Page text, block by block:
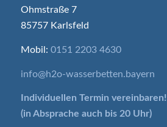
Ohmstraße 7
85757 Karlsfeld
Mobil: 0151 2203 4630
info@h2o-wasserbetten.bayern
Individuellen Termin vereinbaren!
(in Absprache auch bis 20 Uhr)